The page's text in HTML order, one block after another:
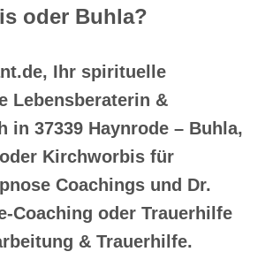
oder Buhla?
Ihr spirituelle
Lebensberaterin &
in 37339 Haynrode – Buhla,
Kirchworbis für
Coachings und Dr.
Coaching oder Trauerhilfe
& Trauerhilfe.